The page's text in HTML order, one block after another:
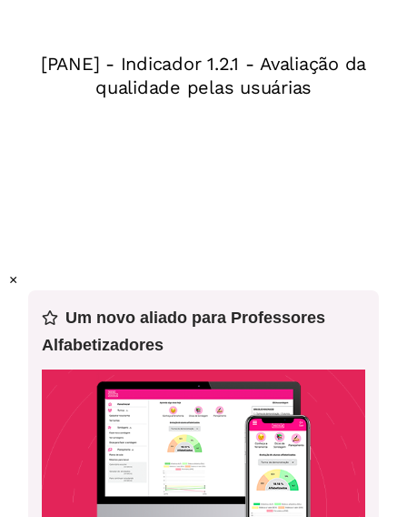
Ano:2º ano do Ensino Fundamental
Poema
×
Um novo aliado para Professores
Alfabetizadores